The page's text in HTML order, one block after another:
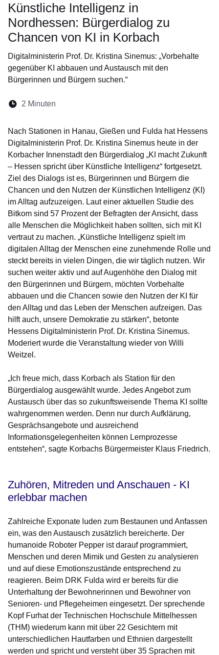
Künstliche Intelligenz in
Nordhessen: Bürgerdialog zu
Chancen von KI in Korbach
Digitalministerin Prof. Dr. Kristina Sinemus: „Vorbehalte
gegenüber KI abbauen und Austausch mit den
Bürgerinnen und Bürgern suchen.“
Lesedauer:
2 Minuten
Nach Stationen in Hanau, Gießen und Fulda hat Hessens
Digitalministerin Prof. Dr. Kristina Sinemus heute in der
Korbacher Innenstadt den Bürgerdialog „KI macht Zukunft
– Hessen spricht über Künstliche Intelligenz“ fortgesetzt.
Ziel des Dialogs ist es, Bürgerinnen und Bürgern die
Chancen und den Nutzen der Künstlichen Intelligenz (KI)
im Alltag aufzuzeigen. Laut einer aktuellen Studie des
Bitkom sind 57 Prozent der Befragten der Ansicht, dass
alle Menschen die Möglichkeit haben sollten, sich mit KI
vertraut zu machen. „Künstliche Intelligenz spielt im
digitalen Alltag der Menschen eine zunehmende Rolle und
steckt bereits in vielen Dingen, die wir täglich nutzen. Wir
suchen weiter aktiv und auf Augenhöhe den Dialog mit
den Bürgerinnen und Bürgern, möchten Vorbehalte
abbauen und die Chancen sowie den Nutzen der KI für
den Alltag und das Leben der Menschen aufzeigen. Das
hilft auch, unsere Demokratie zu stärken“, betonte
Hessens Digitalministerin Prof. Dr. Kristina Sinemus.
Moderiert wurde die Veranstaltung wieder von Willi
Weitzel.
„Ich freue mich, dass Korbach als Station für den
Bürgerdialog ausgewählt wurde. Jedes Angebot zum
Austausch über das so zukunftsweisende Thema KI sollte
wahrgenommen werden. Denn nur durch Aufklärung,
Gesprächsangebote und ausreichend
Informationsgelegenheiten können Lernprozesse
entstehen“, sagte Korbachs Bürgermeister Klaus Friedrich.
Zuhören, Mitreden und Anschauen - KI
erlebbar machen
Zahlreiche Exponate luden zum Bestaunen und Anfassen
ein, was den Austausch zusätzlich bereicherte. Der
humanoide Roboter Pepper ist darauf programmiert,
Menschen und deren Mimik und Gesten zu analysieren
und auf diese Emotionszustände entsprechend zu
reagieren. Beim DRK Fulda wird er bereits für die
Unterhaltung der Bewohnerinnen und Bewohner von
Senioren- und Pflegeheimen eingesetzt. Der sprechende
Kopf Furhat der Technischen Hochschule Mittelhessen
(THM) wiederum kann mit über 22 Gesichtern mit
unterschiedlichen Hautfarben und Ethnien dargestellt
werden und spricht und versteht über 35 Sprachen mit